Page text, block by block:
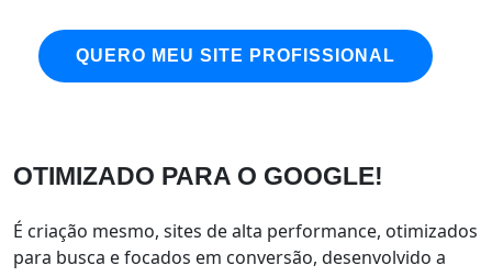
QUERO MEU SITE PROFISSIONAL
OTIMIZADO PARA O GOOGLE!
É criação mesmo, sites de alta performance, otimizados
para busca e focados em conversão, desenvolvido a